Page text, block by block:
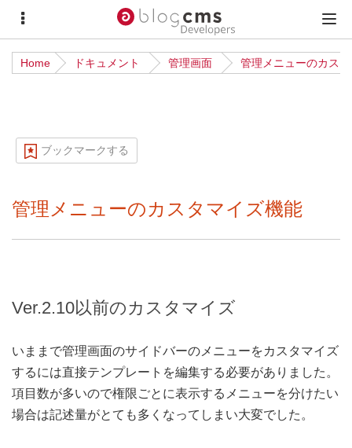
サ
イ
ド
ュ
メ
イ
ン
Home ドキュメント 管理画面 管理メニューのカス
ブックマークする
管理メニューのカスタマイズ機能
Ver.2.10以前のカスタマイズ
いままで管理画面のサイドバーのメニューをカスタマイズ
するには直接テンプレートを編集する必要がありました。
項目数が多いので権限ごとに表示するメニューを分けたい
場合は記述量がとても多くなってしまい大変でした。